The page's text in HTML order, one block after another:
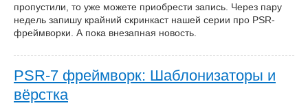
пропустили, то уже можете приобрести запись. Через пару
недель запишу крайний скринкаст нашей серии про PSR-
фреймворки. А пока внезапная новость.
PSR-7 фреймворк: Шаблонизаторы и
вёрстка